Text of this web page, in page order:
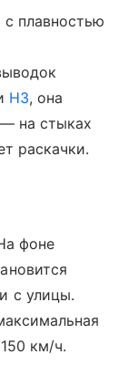
с плавностью
H3, она
на стыках
раскачки.
фоне
с улицы.
км/ч.